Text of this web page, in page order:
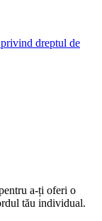
dreptul de
a-ți oferi o
tău individual.